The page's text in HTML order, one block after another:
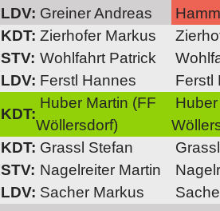
LDV: Greiner Andreas
KDT: Zierhofer Markus
STV: Wohlfahrt Patrick
LDV: Ferstl Hannes
Ferstl
KDT:
Huber Martin (FF
Wöllersdorf)
KDT: Grassl Stefan
STV: Nagelreiter Martin
LDV: Sacher Markus